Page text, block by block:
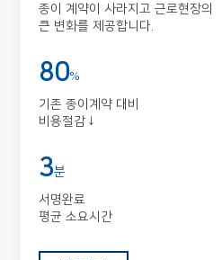
종이 계약이 사라지고 근로현장의
큰 변화를 제공합니다.
80%
기존 종이계약 대비
비용절감↓
3분
서명완료
평균 소요시간